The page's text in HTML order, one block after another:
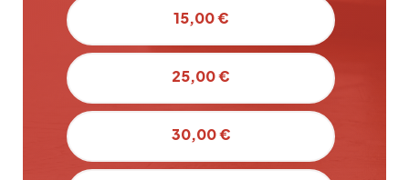
15,00 €
25,00 €
30,00 €